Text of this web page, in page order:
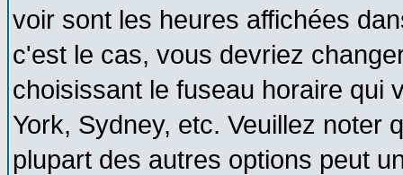
voir sont les heures affichées
c'est le cas, vous devriez
choisissant le fuseau horaire qui
York, Sydney, etc. Veuillez noter
plupart des autres options peut